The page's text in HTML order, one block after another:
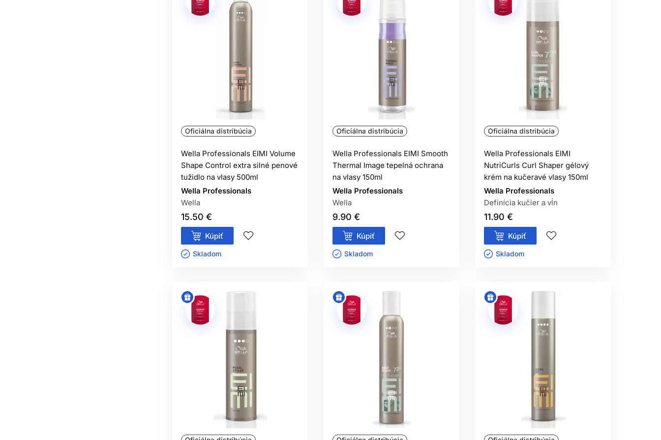
Oficiálna distribúcia
Wella Professionals EIMI Volume
Shape Control extra silné penové
tužidlo na vlasy 500ml
Wella Professionals
Wella
15.50 €
Kúpiť
Skladom ㅤ
Oficiálna distribúcia
Wella Professionals EIMI Smooth
Thermal Image tepelná ochrana
na vlasy 150ml
Wella Professionals
Wella
9.90 €
Kúpiť
Skladom ㅤ
Oficiálna distribúcia
Wella Professionals EIMI
NutriCurls Curl Shaper gélový
krém na kučeravé vlasy 150ml
Wella Professionals
Definícia kučier a vĺn
11.90 €
Kúpiť
Skladom ㅤ